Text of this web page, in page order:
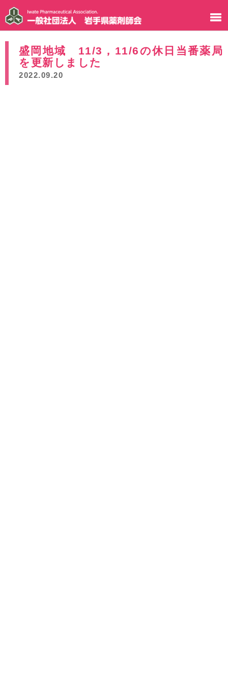
盛岡地域 11/3，11/6の休日当番薬局
を更新しました
2022.09.20